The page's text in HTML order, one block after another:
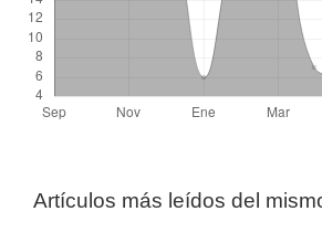
Artículos más leídos del